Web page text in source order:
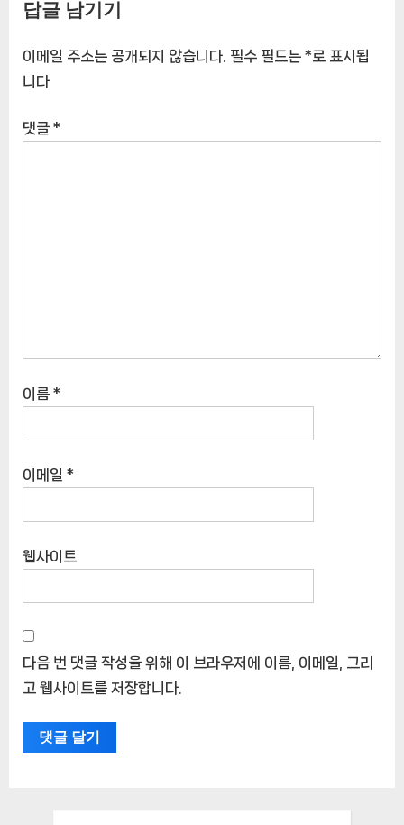
[CoffeeTimeNOWㅣ추천상
답글 남기기
이메일 주소는 공개되지 않습니다. 필수 필드는 *로 표시됩
니다
댓글 *
이름 *
이메일 *
웹사이트
다음 번 댓글 작성을 위해 이 브라우저에 이름, 이메일, 그리
고 웹사이트를 저장합니다.